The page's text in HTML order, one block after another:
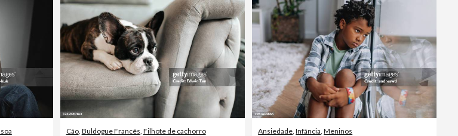
Cão, Buldogue Francês, Filhote de cachorro Ansiedade,Infância,Meninos